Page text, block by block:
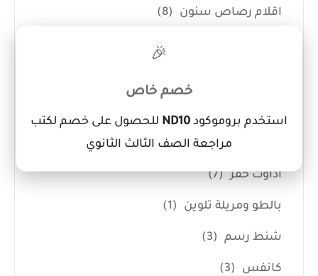
اقلام رصاص سنون (8)
ادوات الفنانين (14)
اداوت حفر (7)
بالطو ومريلة تلوين (1)
شنط رسم (3)
كانفس (3)
🎉
خصم خاص
استخدم بروموكود ND10 للحصول على خصم لكتب
مراجعة الصف الثالث الثانوي